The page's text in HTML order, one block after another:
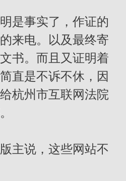
是事实了，作证的
来电。以及最终寄
书。而且又证明着
直是不诉不休，因
杭州市互联网法院
主说，这些网站不